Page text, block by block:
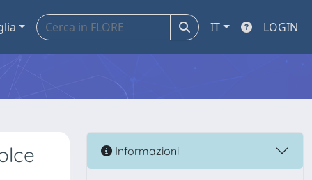
IT LOGIN
Informazioni